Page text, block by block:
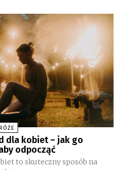
dla kobiet – jak go
odpocząć
to skuteczny sposób na